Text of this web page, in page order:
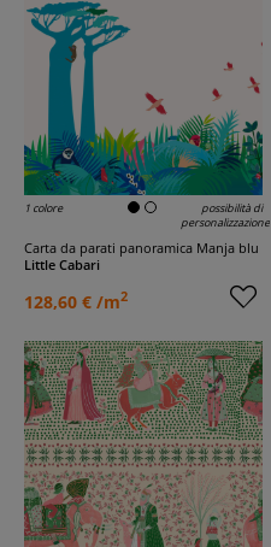
1 colore
possibilità di
personalizzazione
Carta da parati panoramica Manja blu
Little Cabari
128,60 € /m2